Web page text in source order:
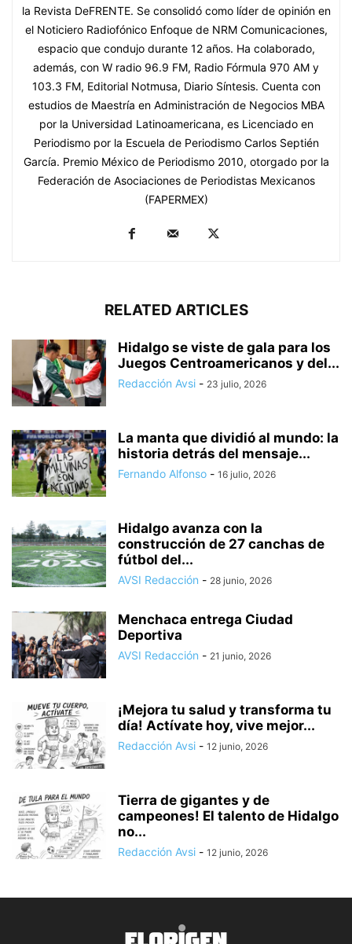
la Revista DeFRENTE. Se consolidó como líder de opinión en
el Noticiero Radiofónico Enfoque de NRM Comunicaciones,
espacio que condujo durante 12 años. Ha colaborado,
además, con W radio 96.9 FM, Radio Fórmula 970 AM y
103.3 FM, Editorial Notmusa, Diario Síntesis. Cuenta con
estudios de Maestría en Administración de Negocios MBA
por la Universidad Latinoamericana, es Licenciado en
Periodismo por la Escuela de Periodismo Carlos Septién
García. Premio México de Periodismo 2010, otorgado por la
Federación de Asociaciones de Periodistas Mexicanos
(FAPERMEX)
RELATED ARTICLES
Hidalgo se viste de gala para los
Juegos Centroamericanos y del...
Redacción Avsi - 23 julio, 2026
La manta que dividió al mundo: la
historia detrás del mensaje...
Fernando Alfonso - 16 julio, 2026
Hidalgo avanza con la
construcción de 27 canchas de
fútbol del...
AVSI Redacción - 28 junio, 2026
Menchaca entrega Ciudad
Deportiva
AVSI Redacción - 21 junio, 2026
¡Mejora tu salud y transforma tu
día! Actívate hoy, vive mejor...
Redacción Avsi - 12 junio, 2026
Tierra de gigantes y de
campeones! El talento de Hidalgo
no...
Redacción Avsi - 12 junio, 2026